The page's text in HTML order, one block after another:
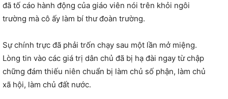
đã tố cáo hành động của giáo viên nói trên khỏi ngôi
trường mà cô ấy làm bí thư đoàn trường.
Sự chính trực đã phải trốn chạy sau một lần mở miệng.
Lòng tin vào các giá trị dân chủ đã bị hạ đài ngay từ chập
chững đám thiếu niên chuẩn bị làm chủ số phận, làm chủ
xã hội, làm chủ đất nước.